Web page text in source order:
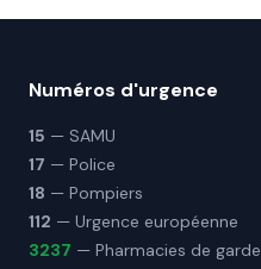
Numéros d'urgence
15 — SAMU
17 — Police
18 — Pompiers
112 — Urgence européenne
3237 — Pharmacies de garde